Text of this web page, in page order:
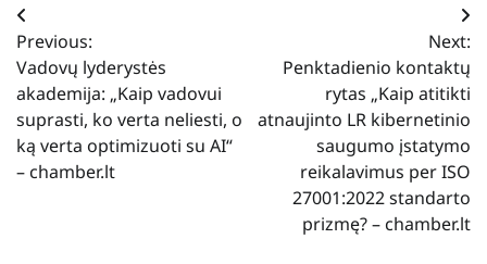
Navigacija
tarp
įrašų
Previous:
Vadovų lyderystės
akademija: „Kaip vadovui
suprasti, ko verta neliesti, o
ką verta optimizuoti su AI“
– chamber.lt
Next:
Penktadienio kontaktų
rytas „Kaip atitikti
atnaujinto LR kibernetinio
saugumo įstatymo
reikalavimus per ISO
27001:2022 standarto
prizmę? – chamber.lt